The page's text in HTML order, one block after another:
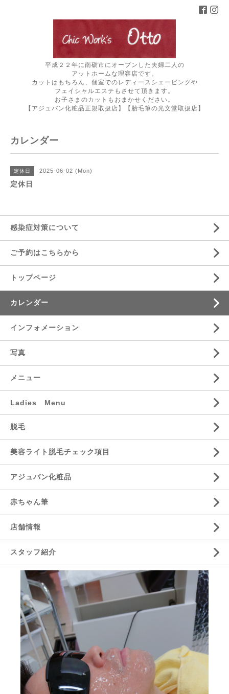
平成２２年に南砺市にオープンした夫婦二人の
アットホームな理容店です。
カットはもちろん、個室でのレディースシェービングや
フェイシャルエステもさせて頂きます。
お子さまのカットもおまかせください。
【アジュバン化粧品正規取扱店】【胎毛筆の光文堂取扱店】
カレンダー
定休日 2025-06-02 (Mon)
定休日
感染症対策について
ご予約はこちらから
トップページ
カレンダー
インフォメーション
写真
メニュー
Ladies Menu
脱毛
美容ライト脱毛チェック項目
アジュバン化粧品
赤ちゃん筆
店舗情報
スタッフ紹介